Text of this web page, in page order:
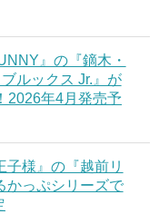
』の『鏑木・
ルックス Jr.』が
2026年4月発売予
子様』の『越前リ
かっぷシリーズで